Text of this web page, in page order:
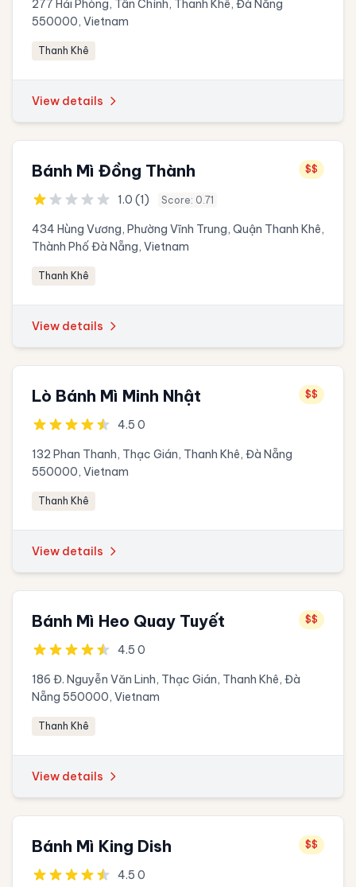
277 Hải Phòng, Tân Chính, Thanh Khê, Đà Nẵng
550000, Vietnam
Thanh Khê
View details
Bánh Mì Đồng Thành $$
1.0 (1) Score: 0.71
434 Hùng Vương, Phường Vĩnh Trung, Quận Thanh Khê,
Thành Phố Đà Nẵng, Vietnam
Thanh Khê
View details
Lò Bánh Mì Minh Nhật $$
4.5 0
132 Phan Thanh, Thạc Gián, Thanh Khê, Đà Nẵng
550000, Vietnam
Thanh Khê
View details
Bánh Mì Heo Quay Tuyết $$
4.5 0
186 Đ. Nguyễn Văn Linh, Thạc Gián, Thanh Khê, Đà
Nẵng 550000, Vietnam
Thanh Khê
View details
Bánh Mì King Dish $$
4.5 0